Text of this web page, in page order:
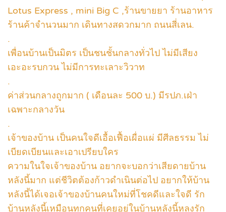
Lotus Express , mini Big C ,ร้านขายยา ร้านอาหาร
ร้านค้าจำนวนมาก เดินทางสดวกมาก ถนนสี่เลน.
.
เพื่อนบ้านเป็นมิตร เป็นชนชั้นกลางทั่วไป ไม่มีเสียง
เอะอะรบกวน ไม่มีการทะเลาะวิวาท
.
ค่าส่วนกลางถูกมาก ( เดือนละ 500 บ.) มีรปภ.เฝ่า
เฉพาะกลางวัน
.
เจ้าของบ้าน เป็นคนใจดีเอื้อเฟื้อเผื่อแผ่ มีศีลธรรม ไม่
เบียดเบียนและเอาเปรียบใคร
ความในใจเจ้าของบ้าน อยากจะบอกว่าเสียดายบ้าน
หลังนี้มาก แต่ชีวิตต้องก้าวดำเนินต่อไป อยากให้บ้าน
หลังนี้ได้เจอเจ้าของบ้านคนใหม่ที่โชคดีและใจดี รัก
บ้านหลังนี้เหมือนทุกคนที่เคยอยู่ในบ้านหลังนี้หลงรัก